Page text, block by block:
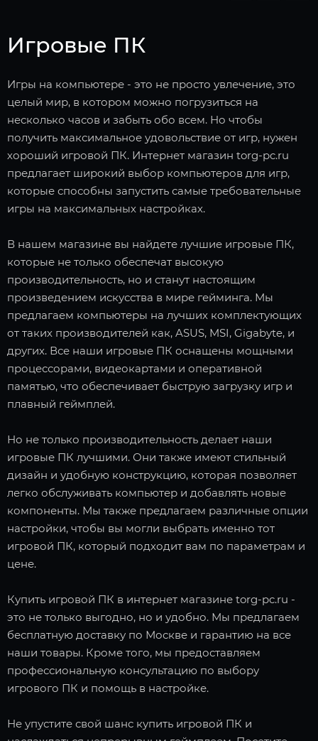
Игровые ПК
Игры на компьютере - это не просто увлечение, это
целый мир, в котором можно погрузиться на
несколько часов и забыть обо всем. Но чтобы
получить максимальное удовольствие от игр, нужен
хороший игровой ПК. Интернет магазин torg-pc.ru
предлагает широкий выбор компьютеров для игр,
которые способны запустить самые требовательные
игры на максимальных настройках.
В нашем магазине вы найдете лучшие игровые ПК,
которые не только обеспечат высокую
производительность, но и станут настоящим
произведением искусства в мире гейминга. Мы
предлагаем компьютеры на лучших комплектующих
от таких производителей как, ASUS, MSI, Gigabyte, и
других. Все наши игровые ПК оснащены мощными
процессорами, видеокартами и оперативной
памятью, что обеспечивает быструю загрузку игр и
плавный геймплей.
Но не только производительность делает наши
игровые ПК лучшими. Они также имеют стильный
дизайн и удобную конструкцию, которая позволяет
легко обслуживать компьютер и добавлять новые
компоненты. Мы также предлагаем различные опции
настройки, чтобы вы могли выбрать именно тот
игровой ПК, который подходит вам по параметрам и
цене.
Купить игровой ПК в интернет магазине torg-pc.ru -
это не только выгодно, но и удобно. Мы предлагаем
бесплатную доставку по Москве и гарантию на все
наши товары. Кроме того, мы предоставляем
профессиональную консультацию по выбору
игрового ПК и помощь в настройке.
Не упустите свой шанс купить игровой ПК и